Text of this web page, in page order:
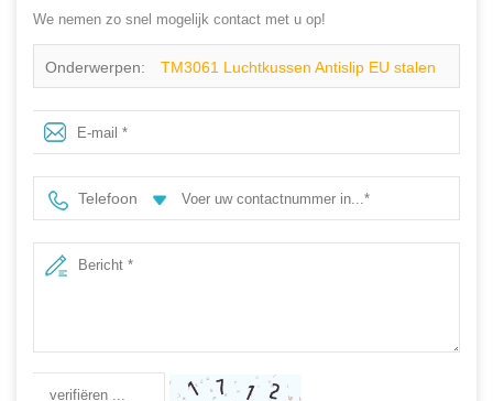
We nemen zo snel mogelijk contact met u op!
Onderwerpen: TM3061 Luchtkussen Antislip EU stalen
neus sneaker veiligheidsschoenen voor heren
Telefoon